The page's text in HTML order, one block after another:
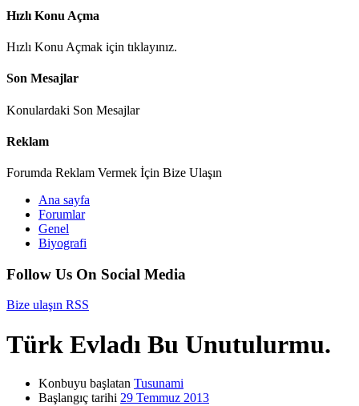
Hızlı Konu Açma
Hızlı Konu Açmak için tıklayınız.
Son Mesajlar
Konulardaki Son Mesajlar
Reklam
Forumda Reklam Vermek İçin Bize Ulaşın
Ana sayfa
Forumlar
Genel
Biyografi
Follow Us On Social Media
Bize ulaşın RSS
Türk Evladı Bu Unutulurmu.
Konbuyu başlatan Tusunami
Başlangıç tarihi 29 Temmuz 2013